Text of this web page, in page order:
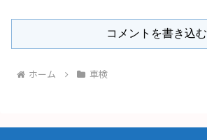
コメントを書き込む
ホーム 車検